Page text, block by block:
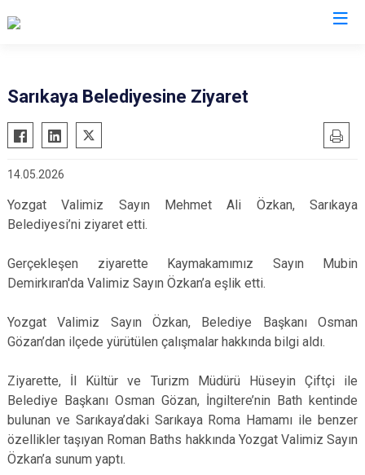
Gebze
Gölcük
Kandıra
Karamürsel
Körfez
Derince
Dilovası
Kartepe
Sarıkaya Belediyesine Ziyaret
14.05.2026
Yozgat Valimiz Sayın Mehmet Ali Özkan, Sarıkaya
Belediyesi’ni ziyaret etti.
Gerçekleşen ziyarette Kaymakamımız Sayın Mubin
Demirkıran'da Valimiz Sayın Özkan’a eşlik etti.
Yozgat Valimiz Sayın Özkan, Belediye Başkanı Osman
Gözan’dan ilçede yürütülen çalışmalar hakkında bilgi aldı.
Ziyarette, İl Kültür ve Turizm Müdürü Hüseyin Çiftçi ile
Belediye Başkanı Osman Gözan, İngiltere’nin Bath kentinde
bulunan ve Sarıkaya’daki Sarıkaya Roma Hamamı ile benzer
özellikler taşıyan Roman Baths hakkında Yozgat Valimiz Sayın
Özkan’a sunum yaptı.